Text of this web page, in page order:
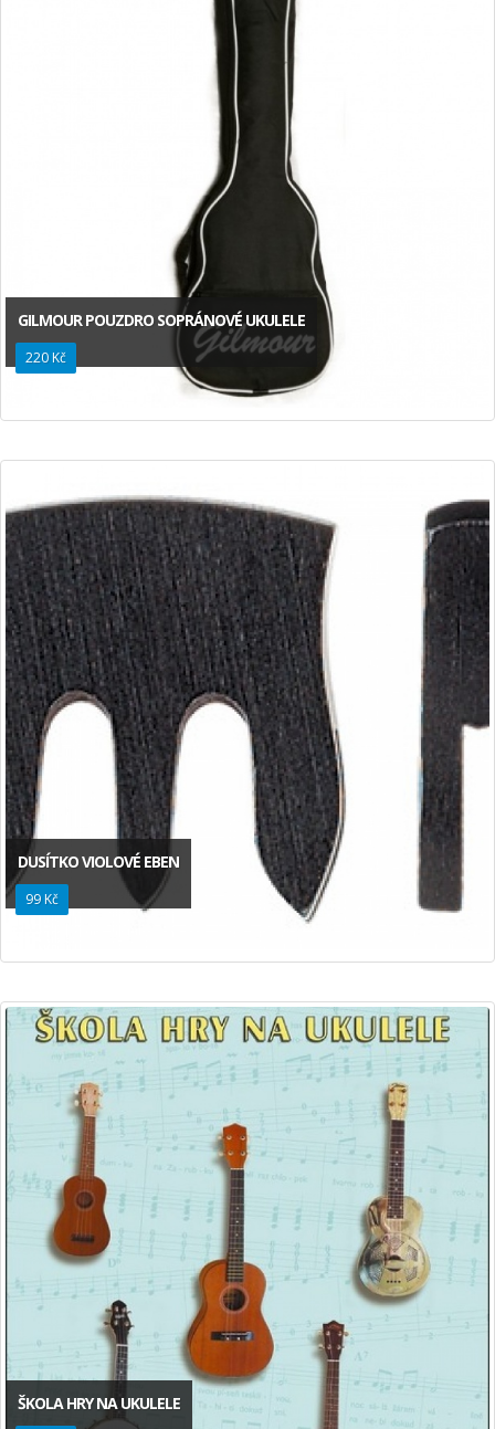
GILMOUR POUZDRO SOPRÁNOVÉ UKULELE
220 Kč
DUSÍTKO VIOLOVÉ EBEN
99 Kč
ŠKOLA HRY NA UKULELE